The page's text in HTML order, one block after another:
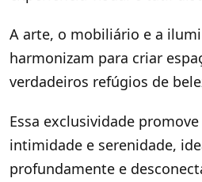
A arte, o mobiliário e a
harmonizam para criar
verdadeiros refúgios de
Essa exclusividade
intimidade e serenidade,
profundamente e